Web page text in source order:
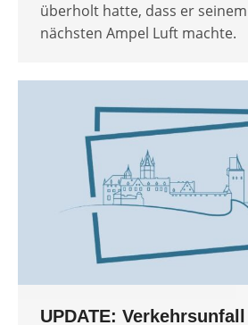
überholt hatte, dass er
nächsten Ampel Luft machte.
UPDATE: